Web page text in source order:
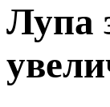
Лупа